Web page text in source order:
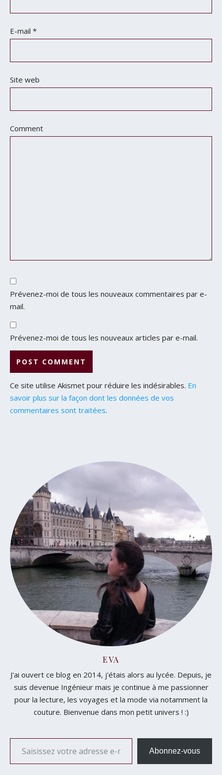
E-mail *
Site web
Comment
Prévenez-moi de tous les nouveaux commentaires par e-
mail.
Prévenez-moi de tous les nouveaux articles par e-mail.
Ce site utilise Akismet pour réduire les indésirables. En
savoir plus sur la façon dont les données de vos
commentaires sont traitées.
EVA
J'ai ouvert ce blog en 2014, j'étais alors au lycée. Depuis, je
suis devenue Ingénieur mais je continue à me passionner
pour la lecture, les voyages et la mode via notamment la
couture. Bienvenue dans mon petit univers ! :)
Saisissez votre adresse e-mail…
Abonnez-vous